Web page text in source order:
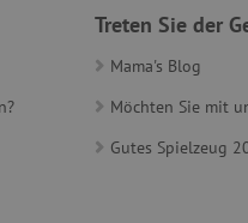
Treten Sie der
Mama's Blog
Möchten Sie mit
Gutes Spielzeug
um eine Einwilligung
Script.com-Dienst
Das Cookie-Banner von
funktionieren.